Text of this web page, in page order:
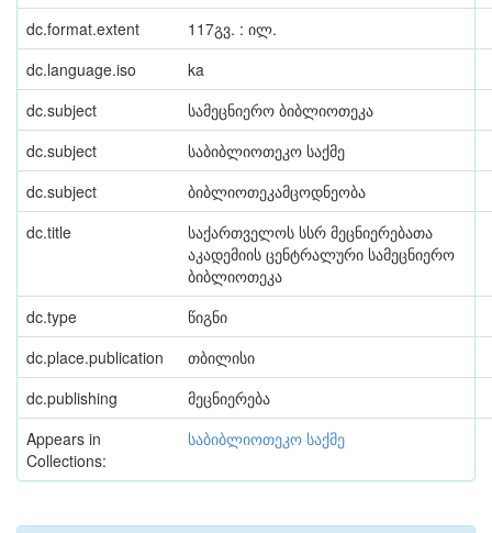
dc.format.extent
117გვ. : ილ.
dc.language.iso
ka
dc.subject
სამეცნიერო ბიბლიოთეკა
dc.subject
საბიბლიოთეკო საქმე
dc.subject
ბიბლიოთეკამცოდნეობა
dc.title
საქართველოს სსრ მეცნიერებათა
აკადემიის ცენტრალური სამეცნიერო
ბიბლიოთეკა
dc.type
წიგნი
dc.place.publication
თბილისი
dc.publishing
მეცნიერება
Appears in
Collections:
საბიბლიოთეკო საქმე